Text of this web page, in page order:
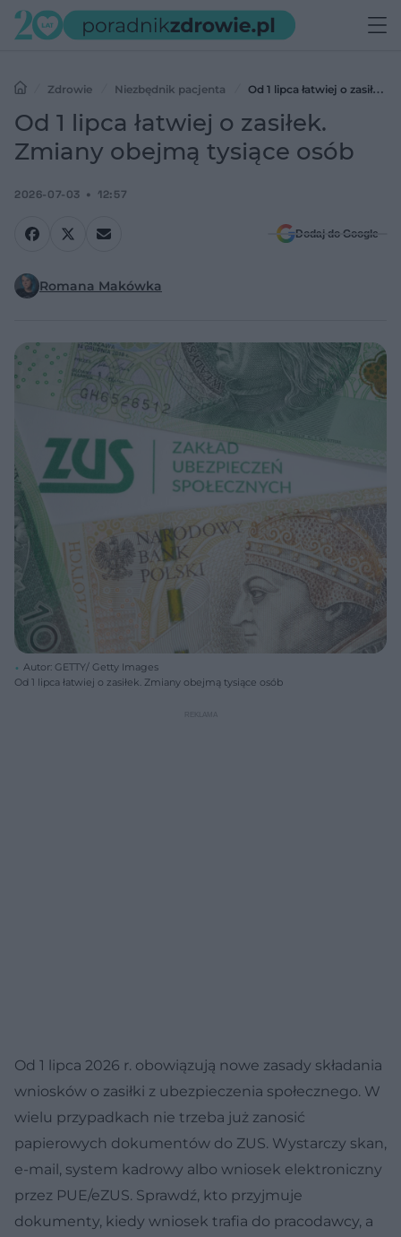
Zdrowie Niezbędnik pacjenta
Od 1 lipca łatwiej o zasiłek.
Zmiany obejmą tysiące osób
Od 1 lipca łatwiej o zasiłek.
Zmiany obejmą tysiące osób
2026-07-03 12:57
Dodaj do Google
Romana Makówka
Autor: GETTY/ Getty Images
Od 1 lipca łatwiej o zasiłek. Zmiany obejmą tysiące osób
Od 1 lipca 2026 r. obowiązują nowe zasady składania
wniosków o zasiłki z ubezpieczenia społecznego. W
wielu przypadkach nie trzeba już zanosić
papierowych dokumentów do ZUS. Wystarczy skan,
e-mail, system kadrowy albo wniosek elektroniczny
przez PUE/eZUS. Sprawdź, kto przyjmuje
dokumenty, kiedy wniosek trafia do pracodawcy, a